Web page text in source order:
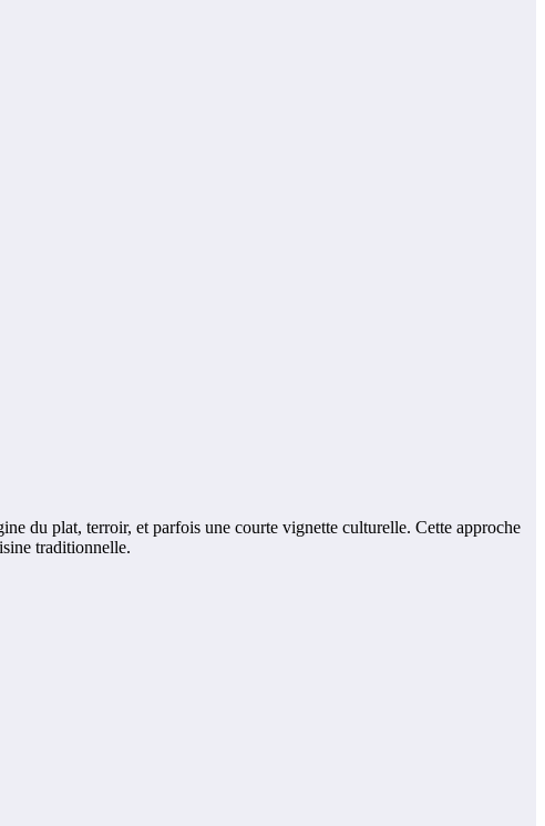
du plat, terroir, et parfois une courte vignette culturelle. Cette approche
traditionnelle.